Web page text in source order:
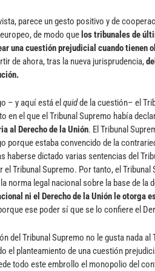
parece un gesto positivo y de
de modo que los tribunales de
una cuestión prejudicial cuando tienen
de ahora, tras la nueva jurisprudencia,
– y aquí está el quidde la cuestión– el
en el que el Tribunal Supremo había
al Derecho de la Unión. El Tribunal
porque estaba convencido de la
haberse dictado varias sentencias del
el Tribunal Supremo. Por tanto, el
norma legal nacional sobre la base de la
ni el Derecho de la Unión le otorga
ese poder sí que se lo confiere el
del Tribunal Supremo no le gusta nada
el planteamiento de una cuestión
todo este embrollo el monopolio del